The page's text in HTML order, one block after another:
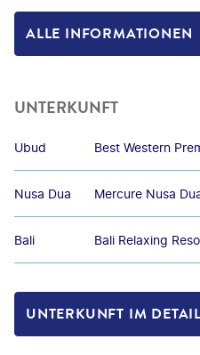
ALLE INFORMATIONEN
UNTERKUNFT
Ubud Best Western
Nusa Dua Mercure Nusa
Bali Bali Relaxing
UNTERKUNFT IM DETAIL